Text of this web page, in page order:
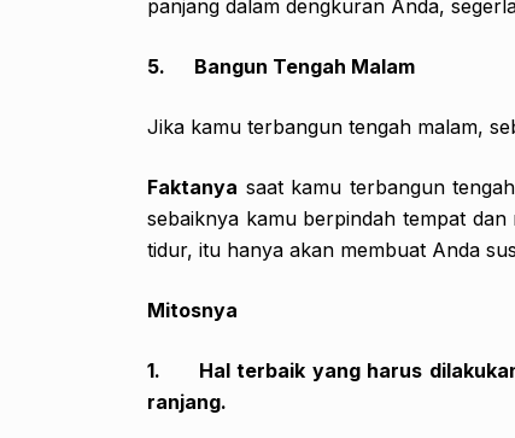
panjang dalam dengkuran Anda,
5. Bangun Tengah Malam
Jika kamu terbangun tengah malam,
Faktanya saat kamu terbangun
sebaiknya kamu berpindah tempat
tidur, itu hanya akan membuat Anda
Mitosnya
1. Hal terbaik yang harus
ranjang.